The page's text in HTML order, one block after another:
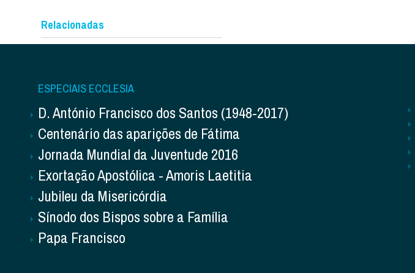
Relacionadas
ESPECIAIS ECCLESIA
D. António Francisco dos Santos (1948-2017)
Centenário das aparições de Fátima
Jornada Mundial da Juventude 2016
Exortação Apostólica - Amoris Laetitia
Jubileu da Misericórdia
Sínodo dos Bispos sobre a Família
Papa Francisco